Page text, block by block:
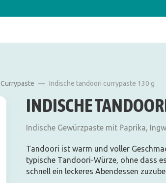
Currypaste Indische tandoori currypaste 130 g
INDISCHE
Indische Gewürzpaste mit Paprika,
Tandoori ist warm und voller
typische Tandoori-Würze, ohne dass
schnell ein leckeres Abendessen